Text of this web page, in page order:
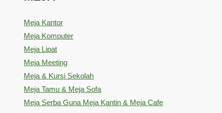
Meja Kantor
Meja Komputer
Meja Lipat
Meja Meeting
Meja & Kursi Sekolah
Meja Tamu & Meja Sofa
Meja Serba Guna Meja Kantin & Meja Cafe